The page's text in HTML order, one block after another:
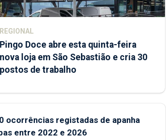
REGIONAL
Pingo Doce abre esta quinta-feira
nova loja em São Sebastião e cria 30
postos de trabalho
ocorrências registadas de apanha
entre 2022 e 2026